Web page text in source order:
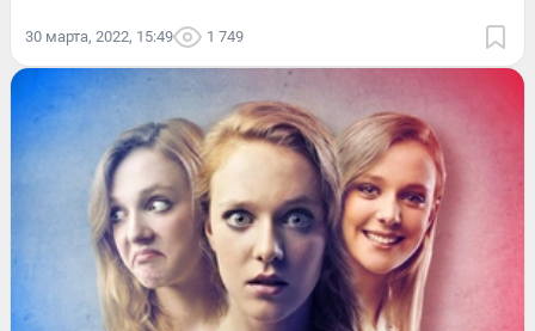
30 марта, 2022, 15:49 1 749